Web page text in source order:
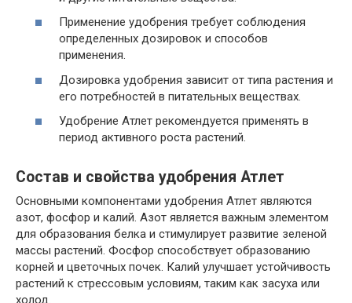
Применение удобрения требует соблюдения
определенных дозировок и способов
применения.
Дозировка удобрения зависит от типа растения и
его потребностей в питательных веществах.
Удобрение Атлет рекомендуется применять в
период активного роста растений.
Состав и свойства удобрения Атлет
Основными компонентами удобрения Атлет являются
азот, фосфор и калий. Азот является важным элементом
для образования белка и стимулирует развитие зеленой
массы растений. Фосфор способствует образованию
корней и цветочных почек. Калий улучшает устойчивость
растений к стрессовым условиям, таким как засуха или
холод.